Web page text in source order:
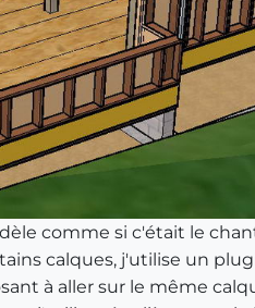
comme si c'était le
calques, j'utilise un
à aller sur le même